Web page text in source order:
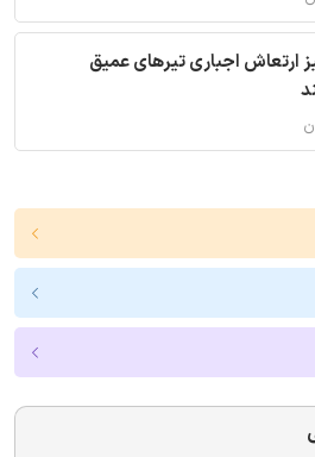
ارتعاش اجباری تیرهای عمیق